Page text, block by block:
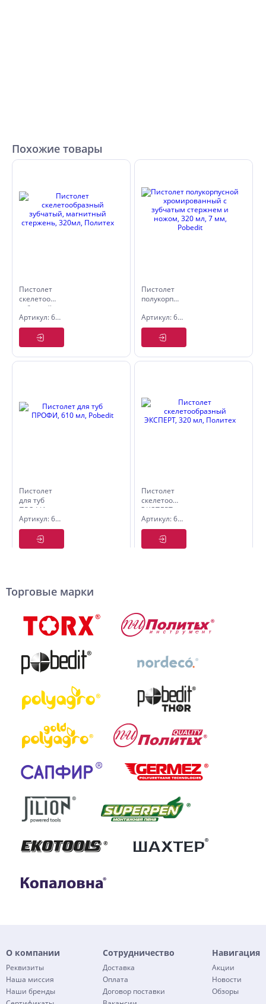
Похожие товары
Пистолет
скелетообразный
зубчатый,
магнитный
стержень,
320мл,
Политех
Артикул: 6511007
Пистолет
полукорпусной
с зубчатым
стержнем
и ножом,
320 мл, 7
мм, Pobedit
Артикул: 6510005
Пистолет
для туб
ПРОФИ,
610 мл,
Pobedit
Артикул: 6514060
Пистолет
скелетообразный
ЭКСПЕРТ,
320 мл,
Политех
Артикул: 6511003
Торговые марки
О компании
Реквизиты
Наша миссия
Наши бренды
Сотрудничество
Доставка
Оплата
Договор поставки
Навигация
Акции
Новости
Обзоры